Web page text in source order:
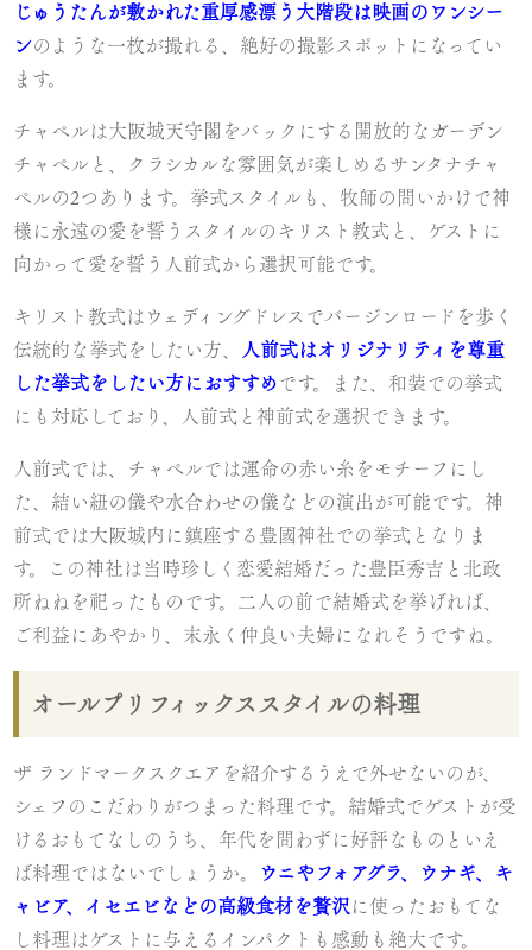
じゅうたんが敷かれた重厚感漂う大階段は映画のワンシー
ンのような一枚が撮れる、絶好の撮影スポットになってい
ます。
チャペルは大阪城天守閣をバックにする開放的なガーデン
チャペルと、クラシカルな雰囲気が楽しめるサンタナチャ
ペルの2つあります。挙式スタイルも、牧師の問いかけで神
様に永遠の愛を誓うスタイルのキリスト教式と、ゲストに
向かって愛を誓う人前式から選択可能です。
キリスト教式はウェディングドレスでバージンロードを歩く
伝統的な挙式をしたい方、
人前式はオリジナリティを尊重
した挙式をしたい方におすすめです。また、和装での挙式
にも対応しており、人前式と神前式を選択できます。
人前式では、チャペルでは運命の赤い糸をモチーフにし
た、結い紐の儀や水合わせの儀などの演出が可能です。神
前式では大阪城内に鎮座する豊國神社での挙式となりま
す。この神社は当時珍しく恋愛結婚だった豊臣秀吉と北政
所ねねを祀ったものです。二人の前で結婚式を挙げれば、
ご利益にあやかり、末永く仲良い夫婦になれそうですね。
オールプリフィックススタイルの料理
ザ ランドマークスクエアを紹介するうえで外せないのが、
シェフのこだわりがつまった料理です。結婚式でゲストが受
けるおもてなしのうち、年代を問わずに好評なものといえ
ば料理ではないでしょうか。
ウニやフォアグラ、ウナギ、キ
ャビア、イセエビなどの高級食材を贅沢 に使ったおもてな
し料理はゲストに与えるインパクトも感動も絶大です。